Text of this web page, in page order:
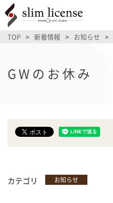
TOP > 新着情報 > お知らせ >
GWのお休み
カテゴリ
お知らせ